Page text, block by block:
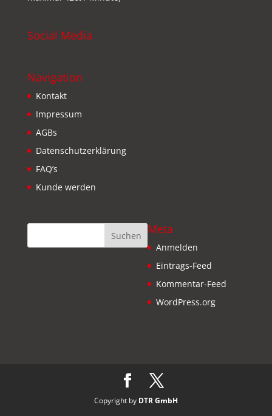
Social Media
Navigation
Kontakt
Impressum
AGBs
Datenschutzerklärung
FAQ’s
Kunde werden
Meta
Anmelden
Eintrags-Feed
Kommentar-Feed
WordPress.org
Copyright by DTR GmbH